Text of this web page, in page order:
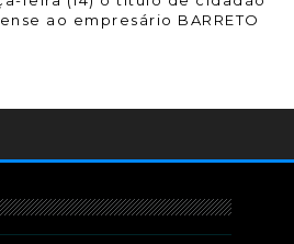
ao empresário BARRETO